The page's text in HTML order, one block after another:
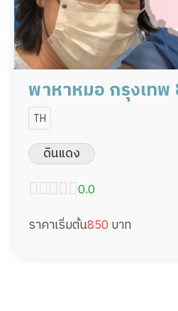
พาหาหมอ กรุงเทพ
อาชีพ พร้อมดูแล
TH
ดินแดง
0.0
ราคาเริ่มต้น850 บาท